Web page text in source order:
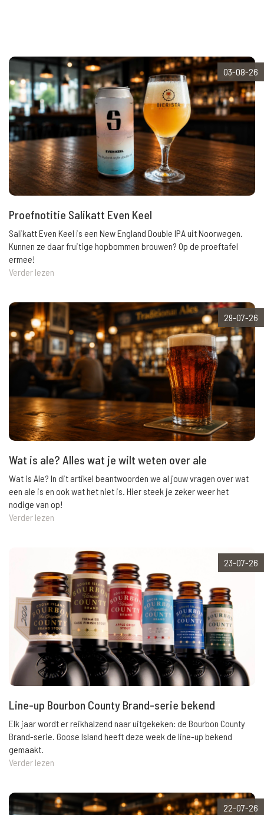
03-08-26
Proefnotitie Salikatt Even Keel
Salikatt Even Keel is een New England Double IPA uit Noorwegen.
Kunnen ze daar fruitige hopbommen brouwen? Op de proeftafel
ermee!
Verder lezen
29-07-26
Wat is ale? Alles wat je wilt weten over ale
Wat is Ale? In dit artikel beantwoorden we al jouw vragen over wat
een ale is en ook wat het niet is. Hier steek je zeker weer het
nodige van op!
Verder lezen
23-07-26
Line-up Bourbon County Brand-serie bekend
Elk jaar wordt er reikhalzend naar uitgekeken: de Bourbon County
Brand-serie. Goose Island heeft deze week de line-up bekend
gemaakt.
Verder lezen
22-07-26